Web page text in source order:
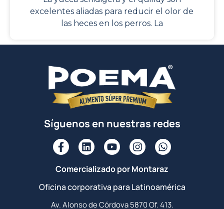
excelentes aliadas para reducir el olor de
las heces en los perros. La
Comercializado por Montaraz
Oficina corporativa para Latinoamérica
Av. Alonso de Córdova 5870 Of. 413.
Síguenos en nuestras redes